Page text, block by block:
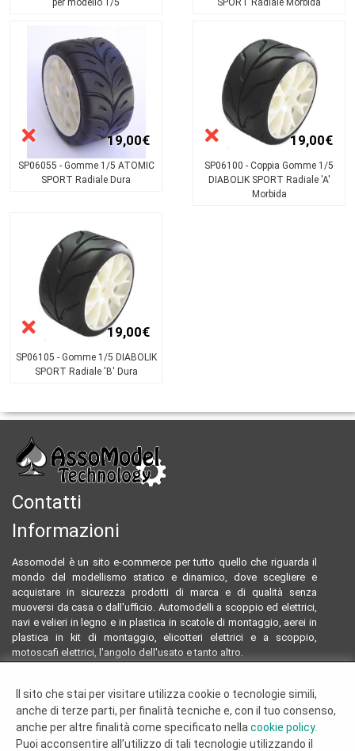
Il sito che stai per visitare utilizza cookie o tecnologie simili,
anche di terze parti, per finalità tecniche e, con il tuo consenso,
anche per altre finalità come specificato nella cookie policy.
Puoi acconsentire all’utilizzo di tali tecnologie utilizzando il
per modello 1/5
SPORT Radiale Morbida
19,00€
SP06055 - Gomme 1/5 ATOMIC
SPORT Radiale Dura
19,00€
SP06100 - Coppia Gomme 1/5
DIABOLIK SPORT Radiale 'A'
Morbida
19,00€
SP06105 - Gomme 1/5 DIABOLIK
SPORT Radiale 'B' Dura
Contatti
Informazioni
Assomodel è un sito e-commerce per tutto quello che riguarda il
mondo del modellismo statico e dinamico, dove scegliere e
acquistare in sicurezza prodotti di marca e di qualità senza
muoversi da casa o dall'ufficio. Automodelli a scoppio ed elettrici,
navi e velieri in legno e in plastica in scatole di montaggio, aerei in
plastica in kit di montaggio, elicotteri elettrici e a scoppio,
motoscafi elettrici, l'angolo dell'usato e tanto altro.
Tel:0922804761 - 3293096230
Termini e condizioni
Dove siamo